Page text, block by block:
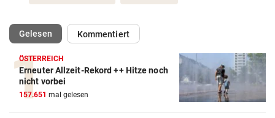
Gelesen(ausgewählt)Kommentiert
ÖSTERREICH
Erneuter Allzeit-Rekord ++ Hitze noch
nicht vorbei
157.651 mal gelesen
Action-Cam Vergleich
ZUM VERGLEICH